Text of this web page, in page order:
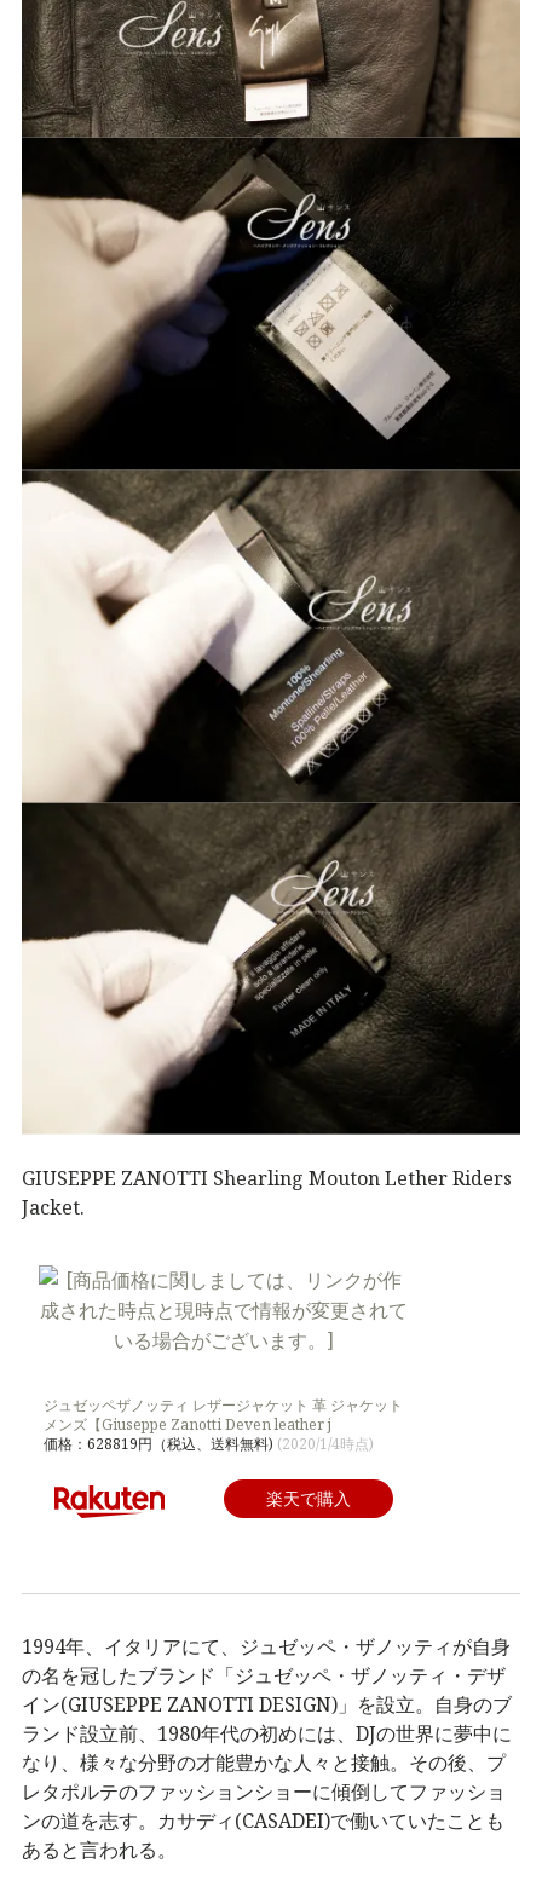
GIUSEPPE ZANOTTI Shearling Mouton Lether Riders
Jacket.
ジュゼッペザノッティ レザージャケット 革 ジャケット
メンズ【Giuseppe Zanotti Deven leather j
価格：628819円（税込、送料無料) (2020/1/4時点)
楽天で購入
1994年、イタリアにて、ジュゼッペ・ザノッティが自身
の名を冠したブランド「ジュゼッペ・ザノッティ・デザ
イン(GIUSEPPE ZANOTTI DESIGN)」を設立。自身のブ
ランド設立前、1980年代の初めには、DJの世界に夢中に
なり、様々な分野の才能豊かな人々と接触。その後、プ
レタポルテのファッションショーに傾倒してファッショ
ンの道を志す。カサディ(CASADEI)で働いていたことも
あると言われる。